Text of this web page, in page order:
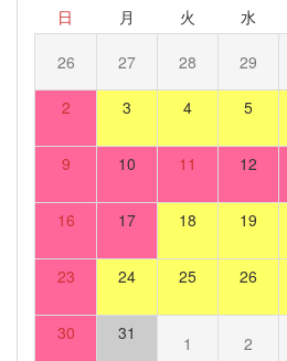
日 月 火 水
26 27 28 29
2 3 4 5
9 10 11 12
16 17 18 19
23 24 25 26
30 31 1 2